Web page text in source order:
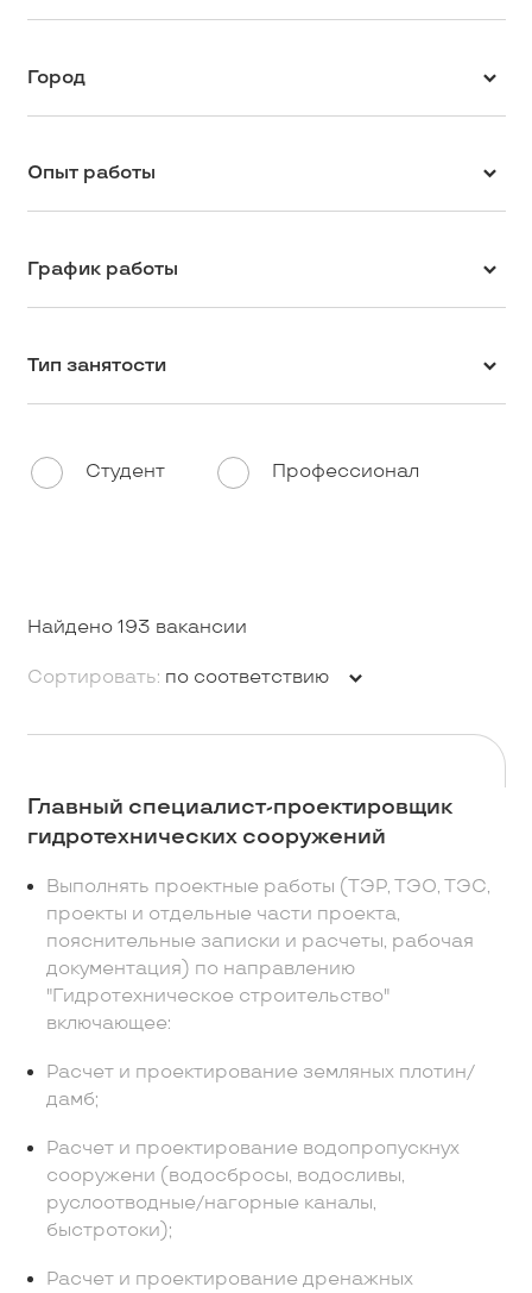
Город
Опыт работы
График работы
Тип занятости
Студент Профессионал
Сортировать: по соответствию
Найдено 193 вакансии
Главный специалист-проектировщик
гидротехнических сооружений
Выполнять проектные работы (ТЭР, ТЭО, ТЭС,
проекты и отдельные части проекта,
пояснительные записки и расчеты, рабочая
документация) по направлению
"Гидротехническое строительство"
включающее:
Расчет и проектирование земляных плотин/
дамб;
Расчет и проектирование водопропускнух
сооружени (водосбросы, водосливы,
руслоотводные/нагорные каналы,
быстротоки);
Расчет и проектирование дренажных